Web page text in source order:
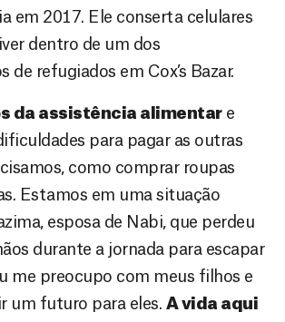
em 2017. Ele conserta celulares
dentro de um dos
de refugiados em Cox’s Bazar.
da assistência alimentare
para pagar as outras
como comprar roupas
Estamos em uma situação
esposa de Nabi, que perdeu
durante a jornada para escapar
me preocupo com meus filhos e
um futuro para eles. A vida aqui